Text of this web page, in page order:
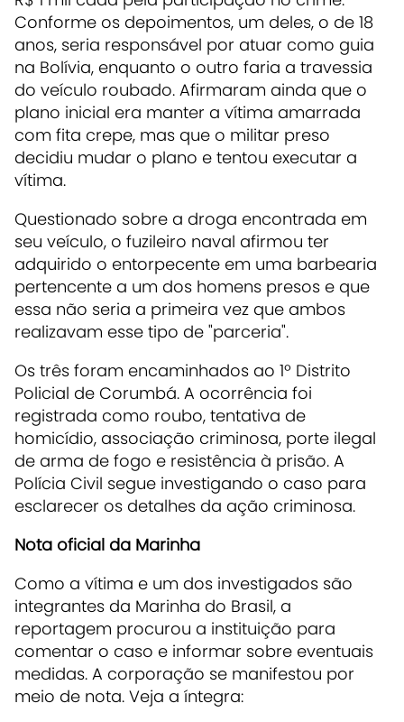
Conforme os depoimentos, um deles, o de 18
anos, seria responsável por atuar como guia
na Bolívia, enquanto o outro faria a travessia
do veículo roubado. Afirmaram ainda que o
plano inicial era manter a vítima amarrada
com fita crepe, mas que o militar preso
decidiu mudar o plano e tentou executar a
vítima.
Questionado sobre a droga encontrada em
seu veículo, o fuzileiro naval afirmou ter
adquirido o entorpecente em uma barbearia
pertencente a um dos homens presos e que
essa não seria a primeira vez que ambos
realizavam esse tipo de "parceria".
Os três foram encaminhados ao 1º Distrito
Policial de Corumbá. A ocorrência foi
registrada como roubo, tentativa de
homicídio, associação criminosa, porte ilegal
de arma de fogo e resistência à prisão. A
Polícia Civil segue investigando o caso para
esclarecer os detalhes da ação criminosa.
Nota oficial da Marinha
Como a vítima e um dos investigados são
integrantes da Marinha do Brasil, a
reportagem procurou a instituição para
comentar o caso e informar sobre eventuais
medidas. A corporação se manifestou por
meio de nota. Veja a íntegra: